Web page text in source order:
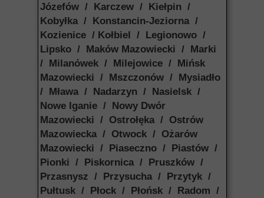
Józefów / Karczew / Kiełpin /
Kobyłka / Konstancin-Jeziorna /
Kozienice / Kołbiel / Legionowo /
Lipsko / Maków Mazowiecki / Marki
/ Milanówek / Milejowice / Mińsk
Mazowiecki / Mszczonów / Mysiadło
/ Mława / Nadarzyn / Nasielsk /
Nowe Iganie / Nowy Dwór
Mazowiecki / Ostrołęka / Ostrów
Mazowiecka / Otwock / Ożarów
Mazowiecki / Piaseczno / Piastów /
Pionki / Piskornica / Pruszków /
Przasnysz / Przysucha / Przytyk /
Pułtusk / Płock / Płońsk / Radom /